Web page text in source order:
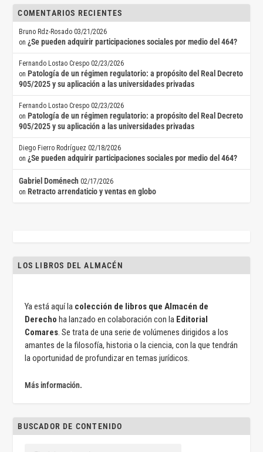
COMENTARIOS RECIENTES
Bruno Rdz-Rosado 03/21/2026
on¿Se pueden adquirir participaciones sociales por medio del 464?
Fernando Lostao Crespo 02/23/2026
on Patología de un régimen regulatorio: a propósito del Real Decreto
905/2025 y su aplicación a las universidades privadas
Fernando Lostao Crespo 02/23/2026
on Patología de un régimen regulatorio: a propósito del Real Decreto
905/2025 y su aplicación a las universidades privadas
Diego Fierro Rodríguez 02/18/2026
on¿Se pueden adquirir participaciones sociales por medio del 464?
Gabriel Doménech 02/17/2026
on Retracto arrendaticio y ventas en globo
LOS LIBROS DEL ALMACÉN
Ya está aquí la colección de libros que Almacén de
Derecho ha lanzado en colaboración con la Editorial
Comares. Se trata de una serie de volúmenes dirigidos a los
amantes de la filosofía, historia o la ciencia, con la que tendrán
la oportunidad de profundizar en temas jurídicos.
Más información.
BUSCADOR DE CONTENIDO